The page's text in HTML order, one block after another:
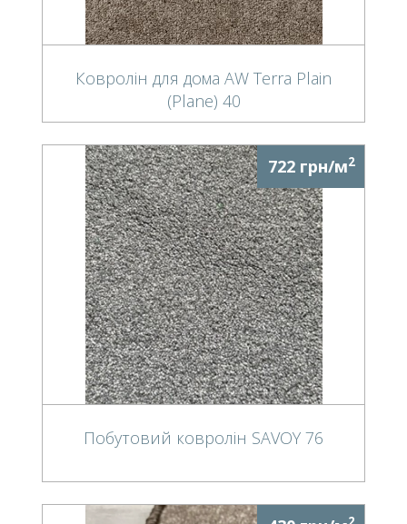
Ковролін для дома AW Terra Plain
(Plane) 40
722 грн/м2
Побутовий ковролін SAVOY 76